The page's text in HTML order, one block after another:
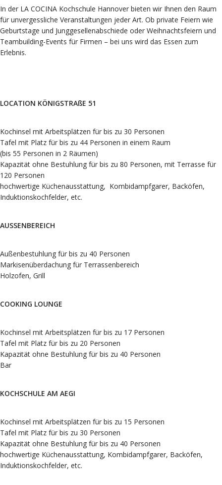
In der LA COCINA Kochschule Hannover bieten wir Ihnen den Raum
für unvergessliche Veranstaltungen jeder Art. Ob private Feiern wie
Geburtstage und Junggesellenabschiede oder Weihnachtsfeiern und
Teambuilding-Events für Firmen – bei uns wird das Essen zum
Erlebnis.
LOCATION KÖNIGSTRAßE 51
Kochinsel mit Arbeitsplätzen für bis zu 30 Personen
Tafel mit Platz für bis zu 44 Personen in einem Raum
(bis 55 Personen in 2 Räumen)
Kapazität ohne Bestuhlung für bis zu 80 Personen, mit Terrasse für
120 Personen
hochwertige Küchenausstattung, Kombidampfgarer, Backöfen,
Induktionskochfelder, etc.
AUSSENBEREICH
Außenbestuhlung für bis zu 40 Personen
Markisenüberdachung für Terrassenbereich
Holzofen, Grill
COOKING LOUNGE
Kochinsel mit Arbeitsplätzen für bis zu 17 Personen
Tafel mit Platz für bis zu 20 Personen
Kapazität ohne Bestuhlung für bis zu 40 Personen
Bar
KOCHSCHULE AM AEGI
Kochinsel mit Arbeitsplätzen für bis zu 15 Personen
Tafel mit Platz für bis zu 30 Personen
Kapazität ohne Bestuhlung für bis zu 40 Personen
hochwertige Küchenausstattung, Kombidampfgarer, Backöfen,
Induktionskochfelder, etc.